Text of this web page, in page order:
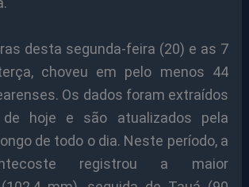
desta segunda-feira (20) e as 7
choveu em pelo menos 44
Os dados foram extraídos
hoje e são atualizados pela
de todo o dia. Neste período, a
registrou a maior